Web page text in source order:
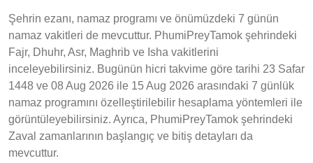
Şehrin ezanı, namaz programı ve önümüzdeki 7 günün
namaz vakitleri de mevcuttur. PhumiPreyTamok şehrindeki
Fajr, Dhuhr, Asr, Maghrib ve Isha vakitlerini
inceleyebilirsiniz. Bugünün hicri takvime göre tarihi 23 Safar
1448 ve 08 Aug 2026 ile 15 Aug 2026 arasındaki 7 günlük
namaz programını özelleştirilebilir hesaplama yöntemleri ile
görüntüleyebilirsiniz. Ayrıca, PhumiPreyTamok şehrindeki
Zaval zamanlarının başlangıç ve bitiş detayları da
mevcuttur.